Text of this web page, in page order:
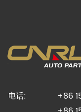
电话:
+86